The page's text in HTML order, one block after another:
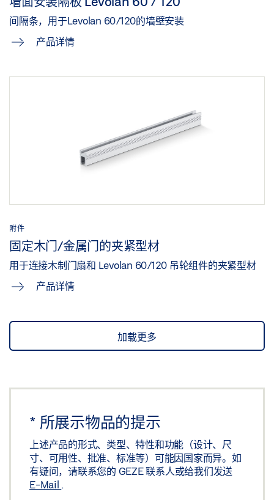
间隔条，用于Levolan 60/120的墙壁安装
产品详情
附件
固定木门/金属门的夹紧型材
用于连接木制门扇和 Levolan 60/120 吊轮组件的夹紧型材
产品详情
加载更多
* 所展示物品的提示
上述产品的形式、类型、特性和功能（设计、尺
寸、可用性、批准、标准等）可能因国家而异。如
有疑问，请联系您的 GEZE 联系人或给我们发送
E-Mail .